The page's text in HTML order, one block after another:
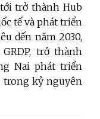
trở thành Hub
tế và phát triển
đến năm 2030,
trở thành
Nai phát triển
trong kỷ nguyên